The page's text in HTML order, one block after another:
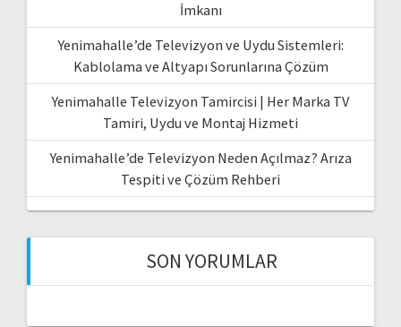
İmkanı
Yenimahalle’de Televizyon ve Uydu Sistemleri:
Kablolama ve Altyapı Sorunlarına Çözüm
Yenimahalle Televizyon Tamircisi | Her Marka TV
Tamiri, Uydu ve Montaj Hizmeti
Yenimahalle’de Televizyon Neden Açılmaz? Arıza
Tespiti ve Çözüm Rehberi
SON YORUMLAR